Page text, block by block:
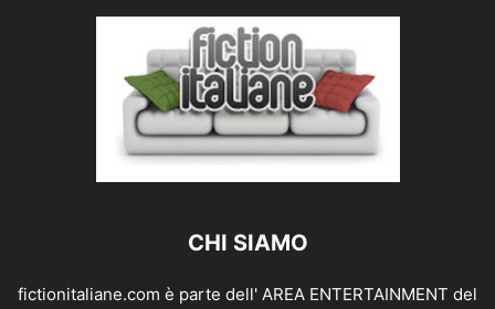
CHI SIAMO
fictionitaliane.com è parte dell' AREA ENTERTAINMENT del